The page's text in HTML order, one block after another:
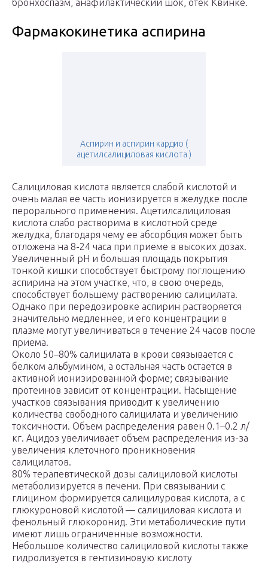
бронхоспазм, анафилактический шок, отек Квинке.
Фармакокинетика аспирина
Аспирин и аспирин кардио (
ацетилсалициловая кислота )
Салициловая кислота является слабой кислотой и
очень малая ее часть ионизируется в желудке после
перорального применения. Ацетилсалициловая
кислота слабо растворима в кислотной среде
желудка, благодаря чему ее абсорбция может быть
отложена на 8-24 часа при приеме в высоких дозах.
Увеличенный pH и большая площадь покрытия
тонкой кишки способствует быстрому поглощению
аспирина на этом участке, что, в свою очередь,
способствует большему растворению салицилата.
Однако при передозировке аспирин растворяется
значительно медленнее, и его концентрации в
плазме могут увеличиваться в течение 24 часов после
приема.
Около 50–80% салицилата в крови связывается с
белком альбумином, а остальная часть остается в
активной ионизированной форме; связывание
протеинов зависит от концентрации. Насыщение
участков связывания приводит к увеличению
количества свободного салицилата и увеличению
токсичности. Объем распределения равен 0.1–0.2 л/
кг. Ацидоз увеличивает объем распределения из-за
увеличения клеточного проникновения
салицилатов.
80% терапевтической дозы салициловой кислоты
метаболизируется в печени. При связывании с
глицином формируется салицилуровая кислота, а с
глюкуроновой кислотой — салициловая кислота и
фенольный глюкоронид. Эти метаболические пути
имеют лишь ограниченные возможности.
Небольшое количество салициловой кислоты также
гидролизуется в гентизиновую кислоту